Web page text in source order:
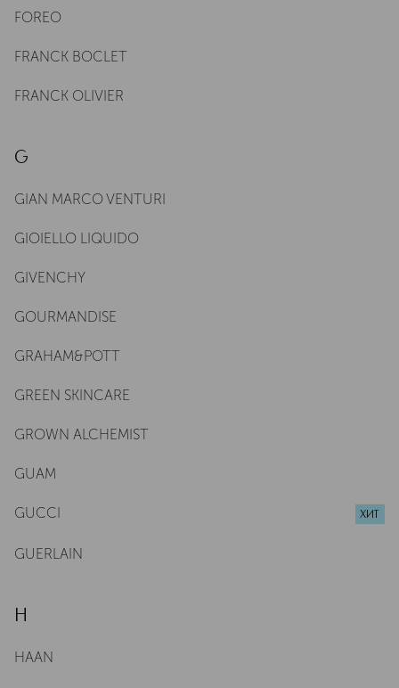
FOREO
FRANCK BOCLET
FRANCK OLIVIER
G
GIAN MARCO VENTURI
GIOIELLO LIQUIDO
GIVENCHY
GOURMANDISE
GRAHAM&POTT
GREEN SKINCARE
GROWN ALCHEMIST
GUAM
GUCCI ХИТ
GUERLAIN
H
HAAN